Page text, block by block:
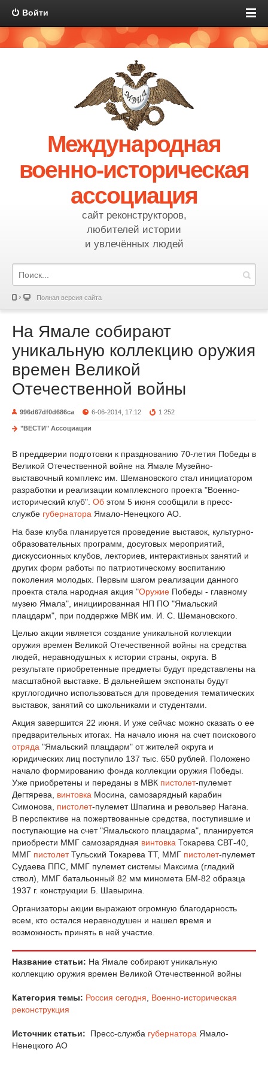
Войти
Международная
военно-историческая
ассоциация
сайт реконструкторов,
любителей истории
и увлечённых людей
Полная версия сайта
На Ямале собирают
уникальную коллекцию оружия
времен Великой
Отечественной войны
996d67df0d686ca 6-06-2014, 17:12 1 252
"ВЕСТИ" Ассоциации
В преддверии подготовки к празднованию 70-летия Победы в
Великой Отечественной войне на Ямале Музейно-
выставочный комплекс им. Шемановского стал инициатором
разработки и реализации комплексного проекта "Военно-
исторический клуб". Об этом 5 июня сообщили в пресс-
службе губернатора Ямало-Ненецкого АО.
На базе клуба планируется проведение выставок, культурно-
образовательных программ, досуговых мероприятий,
дискуссионных клубов, лекториев, интерактивных занятий и
других форм работы по патриотическому воспитанию
поколения молодых. Первым шагом реализации данного
проекта стала народная акция "Оружие Победы - главному
музею Ямала", инициированная НП ПО "Ямальский
плацдарм", при поддержке МВК им. И. С. Шемановского.
Целью акции является создание уникальной коллекции
оружия времен Великой Отечественной войны на средства
людей, неравнодушных к истории страны, округа. В
результате приобретенные предметы будут представлены на
масштабной выставке. В дальнейшем экспонаты будут
круглогодично использоваться для проведения тематических
выставок, занятий со школьниками и студентами.
Акция завершится 22 июня. И уже сейчас можно сказать о ее
предварительных итогах. На начало июня на счет поискового
отряда "Ямальский плацдарм" от жителей округа и
юридических лиц поступило 137 тыс. 650 рублей. Положено
начало формированию фонда коллекции оружия Победы.
Уже приобретены и переданы в МВК пистолет-пулемет
Дегтярева, винтовка Мосина, самозарядный карабин
Симонова, пистолет-пулемет Шпагина и револьвер Нагана.
В перспективе на пожертвованные средства, поступившие и
поступающие на счет "Ямальского плацдарма", планируется
приобрести ММГ самозарядная винтовка Токарева СВТ-40,
ММГ пистолетТульский Токарева ТТ, ММГ пистолет-пулемет
Судаева ППС, ММГ пулемет системы Максима (гладкий
ствол), ММГ батальонный 82 мм миномета БМ-82 образца
1937 г. конструкции Б. Шавырина.
Организаторы акции выражают огромную благодарность
всем, кто остался неравнодушен и нашел время и
возможность принять в ней участие.
Название статьи: На Ямале собирают уникальную
коллекцию оружия времен Великой Отечественной войны
Категория темы: Россия сегодня
Военно-историческая
реконструкция
Источник статьи: Пресс-служба губернатора Ямало-
Ненецкого АО